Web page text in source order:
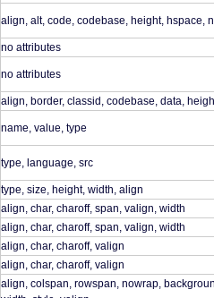
align, alt, code, codebase, height, hspace,
no attributes
no attributes
align, border, classid, codebase, data,
name, value, type
type, language, src
type, size, height, width, align
align, char, charoff, span, valign, width
align, char, charoff, span, valign, width
align, char, charoff, valign
align, char, charoff, valign
align, colspan, rowspan, nowrap,